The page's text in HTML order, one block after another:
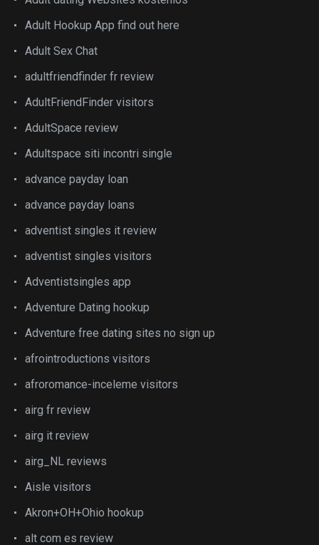
Adult Hookup App find out here
Adult Sex Chat
adultfriendfinder fr review
AdultFriendFinder visitors
AdultSpace review
Adultspace siti incontri single
advance payday loan
advance payday loans
adventist singles it review
adventist singles visitors
Adventistsingles app
Adventure Dating hookup
Adventure free dating sites no sign up
afrointroductions visitors
afroromance-inceleme visitors
airg fr review
airg it review
airg_NL reviews
Aisle visitors
Akron+OH+Ohio hookup
alt com es review